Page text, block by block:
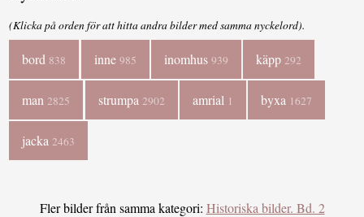
(Klicka på orden för att hitta andra bilder med samma nyckelord).
bord 838 inne 985 inomhus 939 käpp 292
man 2825 strumpa 2902 amrial 1 byxa 1627
jacka 2463
Fler bilder från samma kategori: Historiska bilder. Bd. 2